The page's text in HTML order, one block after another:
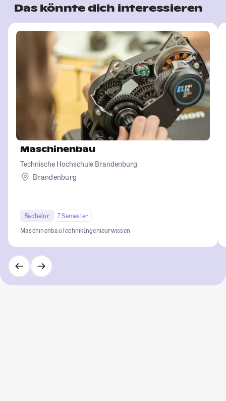
Das könnte dich interessieren
Maschinenbau
Technische Hochschule Brandenburg
Brandenburg
Bachelor
7 Semester
MaschinenbauTechnikIngenieurwissen